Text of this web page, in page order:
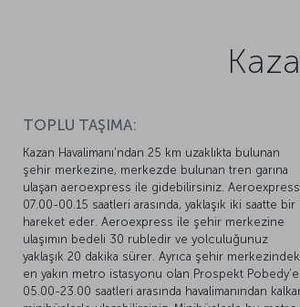
TOPLU TAŞIMA:
Kazan Havalimanı’ndan 25 km uzaklıkta bulunan
şehir merkezine, merkezde bulunan tren garına
ulaşan aeroexpress ile gidebilirsiniz. Aeroexpress
07.00-00.15 saatleri arasında, yaklaşık iki saatte bir
hareket eder. Aeroexpress ile şehir merkezine
ulaşımın bedeli 30 rubledir ve yolculuğunuz
yaklaşık 20 dakika sürer. Ayrıca şehir
en yakın metro istasyonu olan Prospekt Pobedy’e
05.00-23.00 saatleri arasında havalimanından